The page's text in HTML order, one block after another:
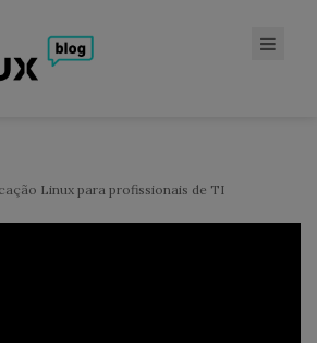
Linux para profissionais de TI